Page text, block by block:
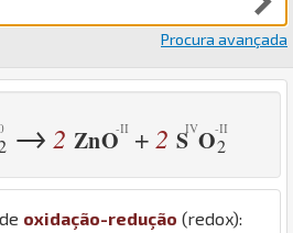
Procura avançada
→ 2 ZnO + 2 S O2
oxidação-redução (redox):